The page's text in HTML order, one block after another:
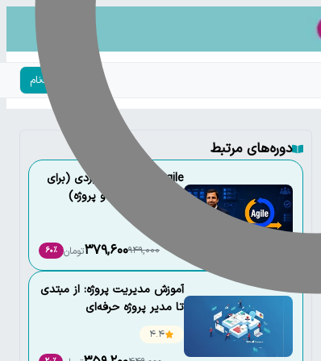
ورود | ثبت‌نام
دوره‌های مرتبط
Agile و Scrum کاربردی (برای
مدیران محصول و پروژه)
949,000
379,600تومان 60٪
آموزش مدیریت پروژه: از مبتدی
تا مدیر پروژه حرفه‌ای
4.4